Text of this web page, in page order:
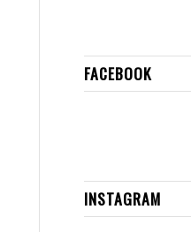
FACEBOOK
INSTAGRAM